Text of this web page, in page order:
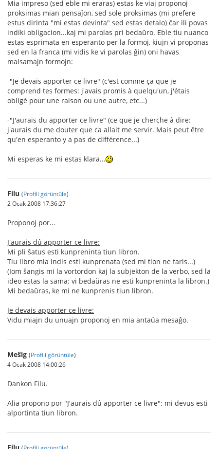
Mia impreso (sed eble mi eraras) estas ke viaj proponoj
proksimas mian pensaĵon, sed sole proksimas (mi prefere
estus dirinta "mi estas devinta" sed estas detalo) ĉar ili povas
indiki obligacion...kaj mi parolas pri bedaŭro. Eble tiu nuanco
estas esprimata en esperanto per la formoj, kiujn vi proponas
sed en la franca (mi vidis ke vi parolas ĝin) oni havas
malsamajn formojn:
-"Je devais apporter ce livre" (c'est comme ça que je
comprend tes formes: j'avais promis à quelqu'un, j'étais
obligé pour une raison ou une autre, etc...)
-"J'aurais du apporter ce livre" (ce que je cherche à dire:
j'aurais du me douter que ca allait me servir. Mais peut être
qu'en esperanto y a pas de différence...)
Mi esperas ke mi estas klara...
Filu (Profili görüntüle)
2 Ocak 2008 17:36:27
Proponoj por...
J'aurais dû apporter ce livre:
Mi pli ŝatus esti kunpreninta tiun libron.
Tiu libro mia indis esti kunprenata (sed mi tion ne faris...)
(Iom ŝangis mi la vortordon kaj la subjekton de la verbo, sed la
ideo estas la sama: vi bedaŭras ne esti kunpreninta la libron.)
Mi bedaŭras, ke mi ne kunprenis tiun libron.
Je devais apporter ce livre:
Vidu miajn du unuajn proponoj en mia antaŭa mesaĝo.
Meŝig (Profili görüntüle)
4 Ocak 2008 14:00:26
Dankon Filu.
Alia propono por "J'aurais dû apporter ce livre": mi devus esti
alportinta tiun libron.
Filu (Profili görüntüle)